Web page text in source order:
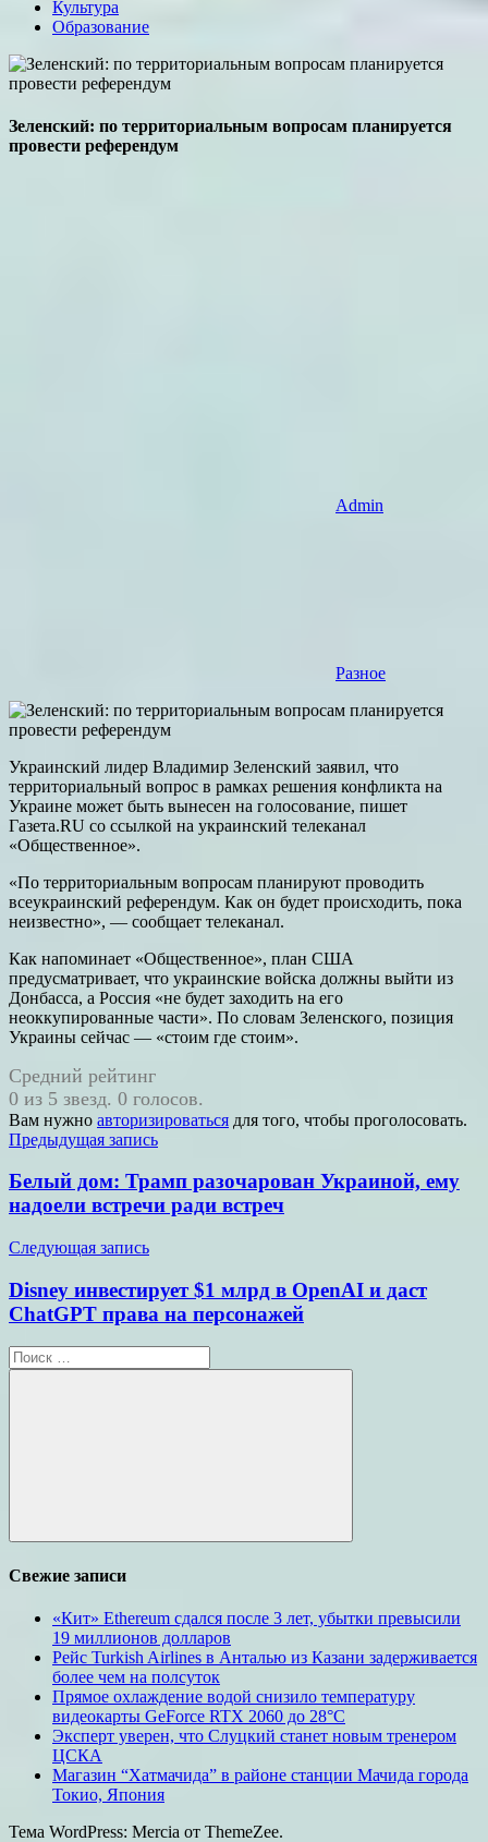
Культура
Образование
Зеленский: по территориальным вопросам планируется
провести референдум
Admin
Разное
Украинский лидер Владимир Зеленский заявил, что
территориальный вопрос в рамках решения конфликта на
Украине может быть вынесен на голосование, пишет
Газета.RU со ссылкой на украинский телеканал
«Общественное».
«По территориальным вопросам планируют проводить
всеукраинский референдум. Как он будет происходить, пока
неизвестно», — сообщает телеканал.
Как напоминает «Общественное», план США
предусматривает, что украинские войска должны выйти из
Донбасса, а Россия «не будет заходить на его
неоккупированные части». По словам Зеленского, позиция
Украины сейчас — «стоим где стоим».
Средний рейтинг
0 из 5 звезд. 0 голосов.
Вам нужно авторизироваться для того, чтобы проголосовать.
Навигация
по
записям
Предыдущая запись
Белый дом: Трамп разочарован Украиной, ему
надоели встречи ради встреч
Следующая запись
Disney инвестирует $1 млрд в OpenAI и даст
ChatGPT права на персонажей
Поиск
для:
Поиск
Свежие записи
«Кит» Ethereum сдался после 3 лет, убытки превысили
19 миллионов долларов
Рейс Turkish Airlines в Анталью из Казани задерживается
более чем на полсуток
Прямое охлаждение водой снизило температуру
видеокарты GeForce RTX 2060 до 28°C
Эксперт уверен, что Слуцкий станет новым тренером
ЦСКА
Магазин “Хатмачида” в районе станции Мачида города
Токио, Япония
Тема WordPress: Mercia от ThemeZee.